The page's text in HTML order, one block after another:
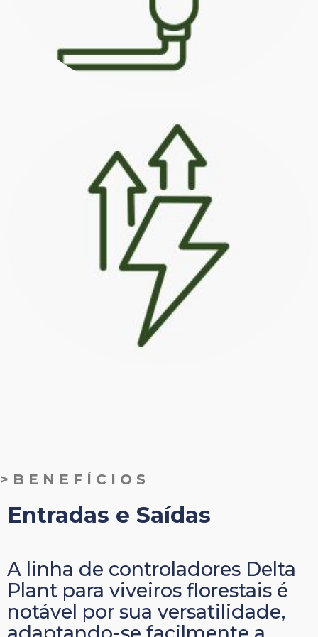
Ao integrar sensores de medição, o
controlador assume um papel
essencial no gerenciamento dos
processos, promovendo a economia
de água, energia e fertilizantes na
produção.
>BENEFÍCIOS
Entradas e Saídas
A linha de controladores Delta
Plant para viveiros florestais é
notável por sua versatilidade,